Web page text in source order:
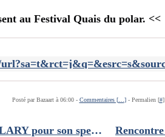
au Festival Quais du polar. <<
Posté par Bazaart à 06:00 - Commentaires [… ]- Permalien [#]
Rencontre avec DANI LARY pour son spectacle Magic Versaire à Lyon le 25 mai